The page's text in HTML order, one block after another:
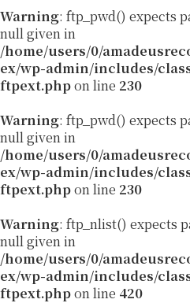
Warning: ftp_pwd() expects
null given in
/home/users/0/
ex/wp-admin/includes/
ftpext.phpon line 230
Warning: ftp_pwd() expects
null given in
/home/users/0/
ex/wp-admin/includes/
ftpext.phpon line 230
Warning: ftp_nlist() expects
null given in
/home/users/0/
ex/wp-admin/includes/
ftpext.phpon line 420